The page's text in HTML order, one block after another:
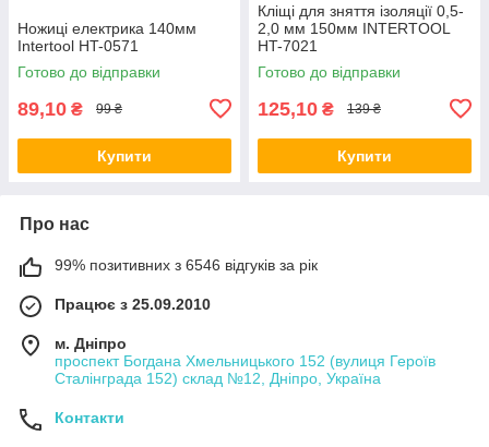
Ножиці електрика 140мм
Intertool HT-0571
Готово до відправки
89,10 ₴ 99 ₴
Купити
Кліщі для зняття ізоляції 0,5-
2,0 мм 150мм INTERTOOL
HT-7021
Готово до відправки
125,10 ₴ 139 ₴
Купити
Про нас
99% позитивних з 6546 відгуків за рік
Працює з 25.09.2010
м. Дніпро
проспект Богдана Хмельницького 152 (вулиця Героїв
Сталінграда 152) склад №12, Дніпро, Україна
Контакти